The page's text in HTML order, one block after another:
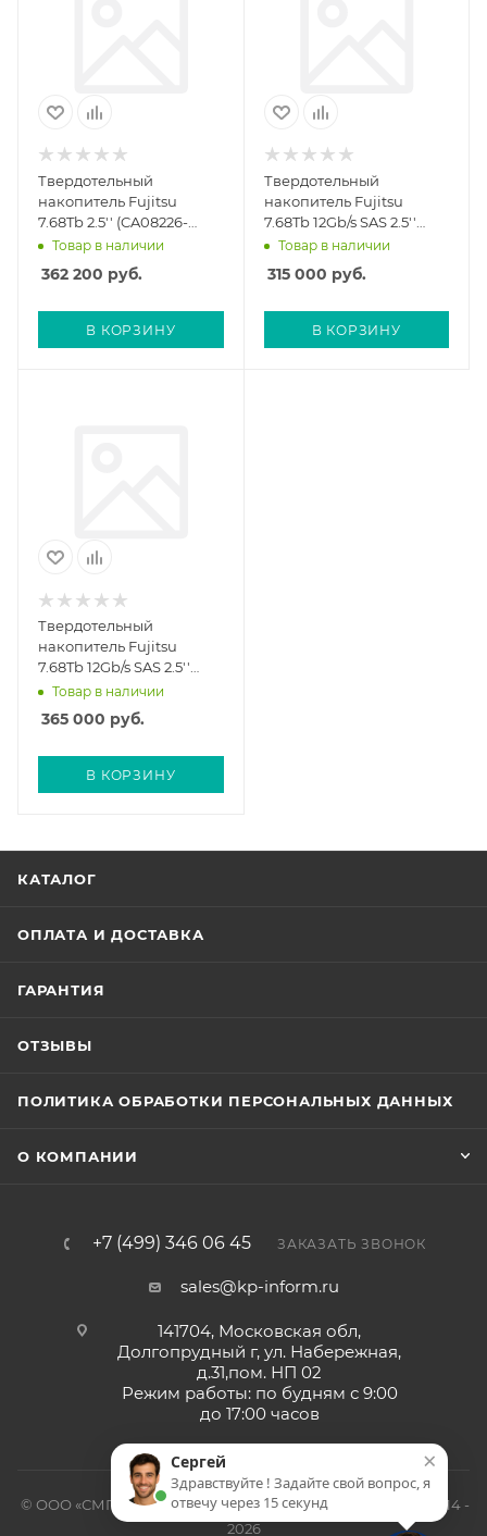
Твердотельный
накопитель Fujitsu
7.68Tb 2.5'' (CA08226-
E727)
Товар в наличии
362 200 руб.
В КОРЗИНУ
Твердотельный
накопитель Fujitsu
7.68Tb 12Gb/s SAS 2.5''
(CA08226-E897)
Товар в наличии
315 000 руб.
В КОРЗИНУ
Твердотельный
накопитель Fujitsu
7.68Tb 12Gb/s SAS 2.5''
DX/AF (CA08261-E607)
Товар в наличии
365 000 руб.
В КОРЗИНУ
КАТАЛОГ
ОПЛАТА И ДОСТАВКА
ГАРАНТИЯ
ОТЗЫВЫ
ПОЛИТИКА ОБРАБОТКИ ПЕРСОНАЛЬНЫХ ДАННЫХ
О КОМПАНИИ
+7 (499) 346 06 45 ЗАКАЗАТЬ ЗВОНОК
sales@kp-inform.ru
141704, Московская обл,
Долгопрудный г, ул. Набережная,
д.31,пом. НП 02
Режим работы: по будням с 9:00
до 17:00 часов
© ООО «СМП-Проект», поставка серверных запчастей, 2014 -
2026
×
Сергей
Здравствуйте ! Задайте свой вопрос, я
отвечу через 15 секунд